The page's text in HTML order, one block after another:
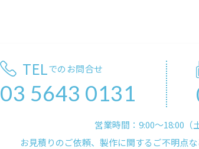
TELでのお問合せ
03 5643 0131
営業時間：9:00〜18:00（
お見積りのご依頼、製作に関するご不明点